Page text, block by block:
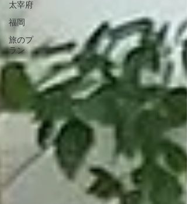
太宰府
福岡
旅のプ
ラン